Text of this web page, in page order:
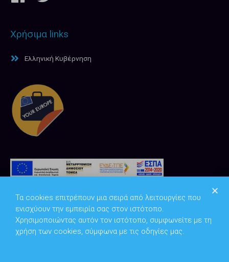
Χρήσιμα links
Ελληνική Κυβέρνηση
Τα cookies επιτρέπουν μια σειρά από λειτουργίες που
ενισχύουν την εμπειρία σας στον ιστότοπο.
Χρησιμοποιώντας αυτόν τον ιστότοπο, συμφωνείτε με τη
χρήση των cookies, σύμφωνα με τις οδηγίες μας.